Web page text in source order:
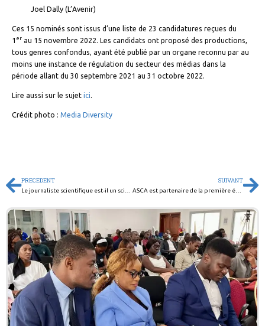
Joel Dally (L’Avenir)
Ces 15 nominés sont issus d’une liste de 23 candidatures reçues du
1 er au 15 novembre 2022. Les candidats ont proposé des productions,
tous genres confondus, ayant été publié par un organe reconnu par au
moins une instance de régulation du secteur des médias dans la
période allant du 30 septembre 2021 au 31 octobre 2022.
Lire aussi sur le sujet ici.
Crédit photo : Media Diversity
PRECEDENT
Le journaliste scientifique est-il un scientifique ?
SUIVANT
ASCA est partenaire de la première édition du prix du meilleur journaliste scientifique de Côte d’Ivoire